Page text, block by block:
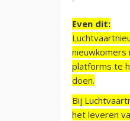
Even dit:
nieuwkomers
platforms te
doen.
Bij
het leveren